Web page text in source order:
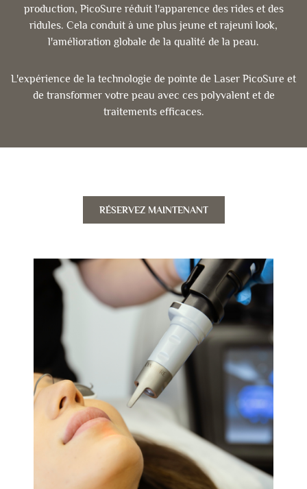
production, PicoSure réduit l'apparence des rides et des
ridules. Cela conduit à une plus jeune et rajeuni look,
l'amélioration globale de la qualité de la peau.
L'expérience de la technologie de pointe de Laser PicoSure et
de transformer votre peau avec ces polyvalent et de
traitements efficaces.
RÉSERVEZ MAINTENANT